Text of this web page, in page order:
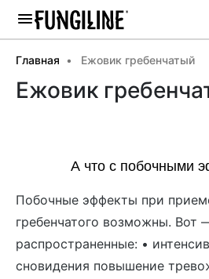
Главная Ежовик гребенчатый
Ежовик
А что с побочными
Побочные эффекты при
гребенчатого возможны. Вот
распространенные: •
сновидения повышение